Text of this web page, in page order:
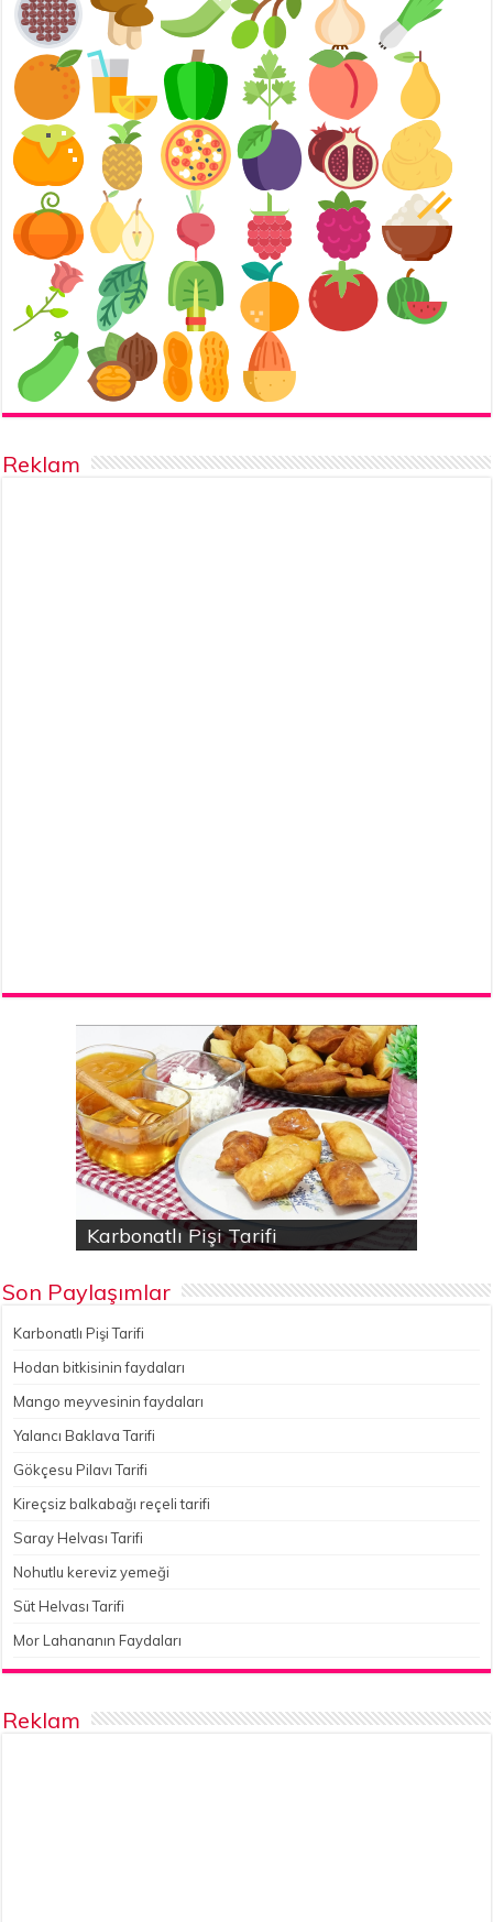
Reklam
Karbonatlı Pişi Tarifi
Hodan bitkisinin faydaları
Yalancı Baklava Tarifi
Gökçesu Pilavı Tarifi
Nohutlu kereviz yemeği
Son Paylaşımlar
Karbonatlı Pişi Tarifi
Hodan bitkisinin faydaları
Mango meyvesinin faydaları
Yalancı Baklava Tarifi
Gökçesu Pilavı Tarifi
Kireçsiz balkabağı reçeli tarifi
Saray Helvası Tarifi
Nohutlu kereviz yemeği
Süt Helvası Tarifi
Mor Lahananın Faydaları
Reklam